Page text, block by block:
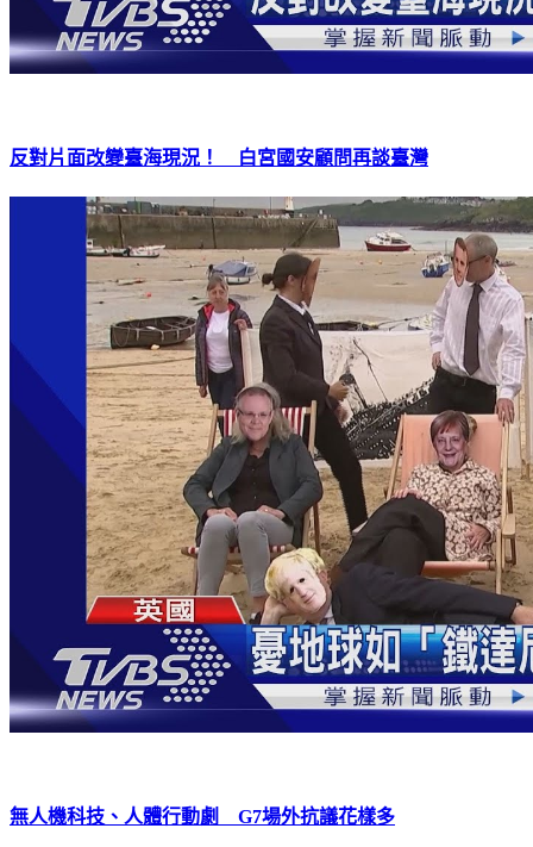
反對片面改變臺海現況！ 白宮國安顧問再談臺灣
無人機科技、人體行動劇 G7場外抗議花樣多